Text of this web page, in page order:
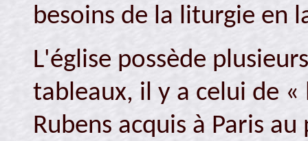
besoins de la liturgie en
L'église possède
tableaux, il y a celui de
Rubens acquis à Paris